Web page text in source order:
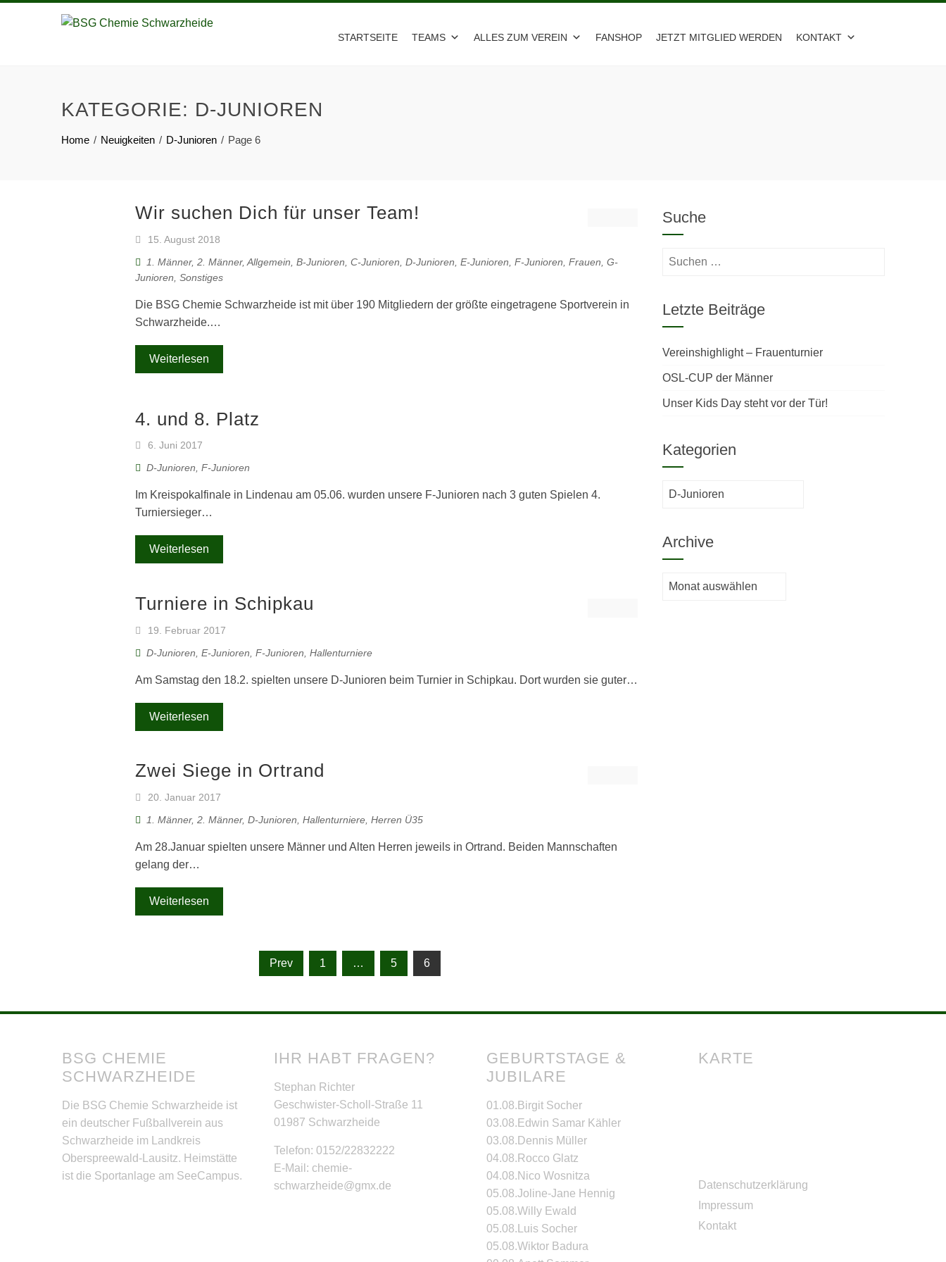
STARTSEITE TEAMS ALLES ZUM VEREIN FANSHOP JETZT MITGLIED WERDEN KONTAKT
KATEGORIE: D-JUNIOREN
Home Neuigkeiten D-Junioren Page 6
Wir suchen Dich für unser Team!
15. August 2018
1. Männer, 2. Männer,Allgemein, B-Junioren, C-Junioren, D-Junioren, E-Junioren, F-Junioren, Frauen, G-
Junioren, Sonstiges
Die BSG Chemie Schwarzheide ist mit über 190 Mitgliedern der größte eingetragene Sportverein in
Schwarzheide.…
Weiterlesen
4. und 8. Platz
6. Juni 2017
D-Junioren, F-Junioren
Im Kreispokalfinale in Lindenau am 05.06. wurden unsere F-Junioren nach 3 guten Spielen 4.
Turniersieger…
Weiterlesen
Turniere in Schipkau
19. Februar 2017
D-Junioren E-Junioren F-Junioren Hallenturniere
Am Samstag den 18.2. spielten unsere D-Junioren beim Turnier in Schipkau. Dort wurden sie guter…
Weiterlesen
Zwei Siege in Ortrand
20. Januar 2017
1. Männer, 2. Männer, D-Junioren Hallenturniere Herren Ü35
Am 28.Januar spielten unsere Männer und Alten Herren jeweils in Ortrand. Beiden Mannschaften
gelang der…
Weiterlesen
Prev 1 … 5 6
Suche
Suchen
Letzte Beiträge
Vereinshighlight – Frauenturnier
OSL-CUP der Männer
Unser Kids Day steht vor der Tür!
Kategorien
Kategorien
Archive
Archive
BSG CHEMIE
SCHWARZHEIDE
Die BSG Chemie Schwarzheide ist
ein deutscher Fußballverein aus
Schwarzheide im Landkreis
Oberspreewald-Lausitz. Heimstätte
ist die Sportanlage am SeeCampus.
IHR HABT FRAGEN?
Stephan Richter
Geschwister-Scholl-Straße 11
01987 Schwarzheide
Telefon: 0152/22832222
E-Mail: chemie-
schwarzheide@gmx.de
GEBURTSTAGE &
JUBILARE
01.08. Birgit Socher
03.08. Edwin Samar Kähler
03.08. Dennis Müller
04.08. Rocco Glatz
04.08.Nico Wosnitza
05.08.Joline-Jane Hennig
05.08.Willy Ewald
05.08. Luis Socher
05.08.Wiktor Badura
KARTE
Datenschutzerklärung
Impressum
Kontakt